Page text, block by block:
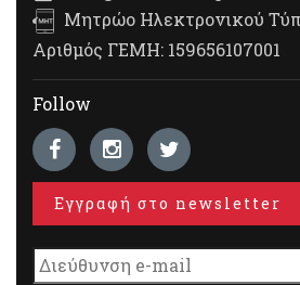
Μητρώο Ηλεκτρονικού
Αριθμός ΓΕΜΗ: 159656107001
Follow
Εγγραφή στο newsletter